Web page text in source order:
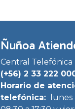
Ñuñoa
Central Telefónica
(+56) 2 33 222
Horario de
telefónica:
lunes